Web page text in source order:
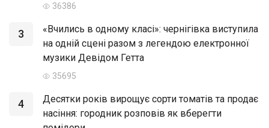
36386
3
«Вчились в одному класі»: чернігівка виступила
на одній сцені разом з легендою електронної
музики Девідом Гетта
35695
4
Десятки років вирощує сорти томатів та продає
насіння: городник розповів як вберегти